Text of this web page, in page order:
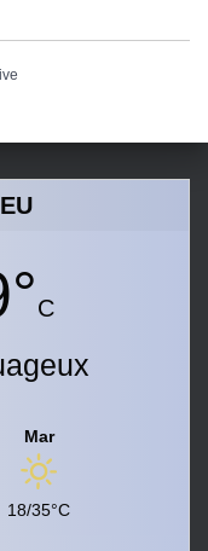
C
Mar
18/35°C